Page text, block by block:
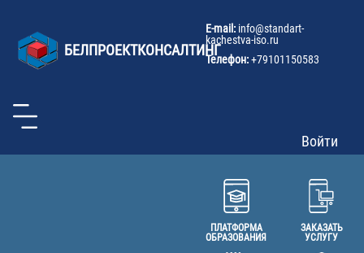
основному
содержаниюБЕЛПРОЕКТКОНСАЛТИНГ
E-mail: info@standart-
kachestva-iso.ru
Телефон:+79101150583
Войти
ПЛАТФОРМА
ОБРАЗОВАНИЯ
ЗАКАЗАТЬ
УСЛУГУ